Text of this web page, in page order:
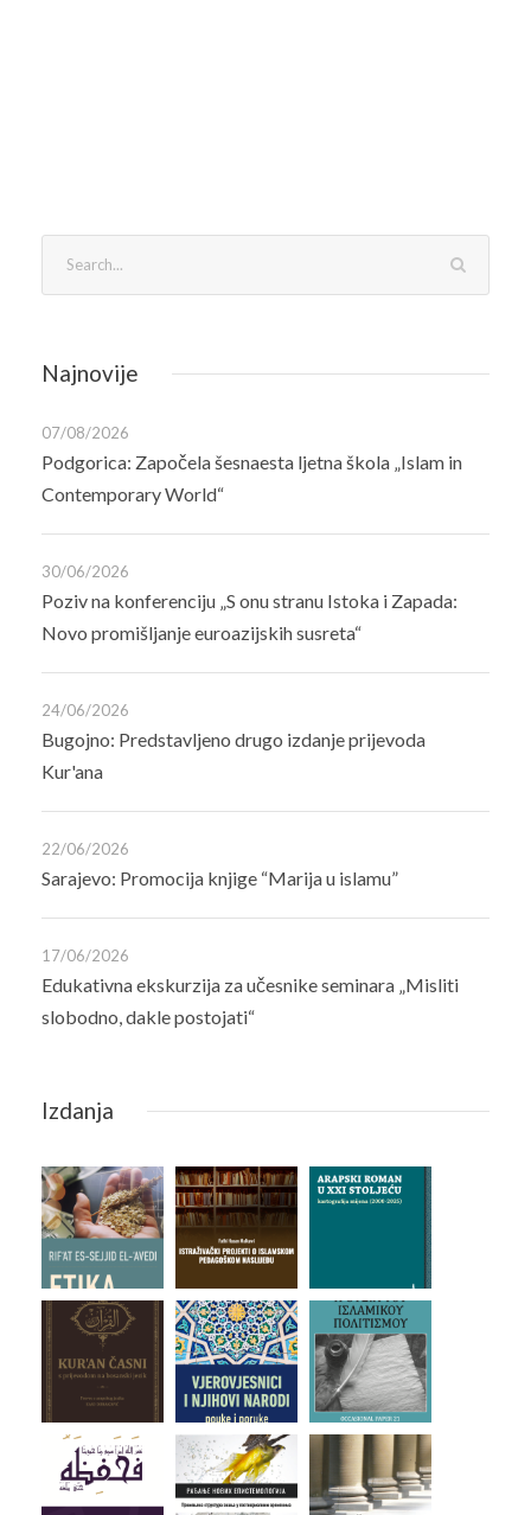
Najnovije
07/08/2026
Podgorica: Započela šesnaesta ljetna škola „Islam in
Contemporary World“
30/06/2026
Poziv na konferenciju „S onu stranu Istoka i Zapada:
Novo promišljanje euroazijskih susreta“
24/06/2026
Bugojno: Predstavljeno drugo izdanje prijevoda
Kur'ana
22/06/2026
Sarajevo: Promocija knjige “Marija u islamu”
17/06/2026
Edukativna ekskurzija za učesnike seminara „Misliti
slobodno, dakle postojati“
Izdanja